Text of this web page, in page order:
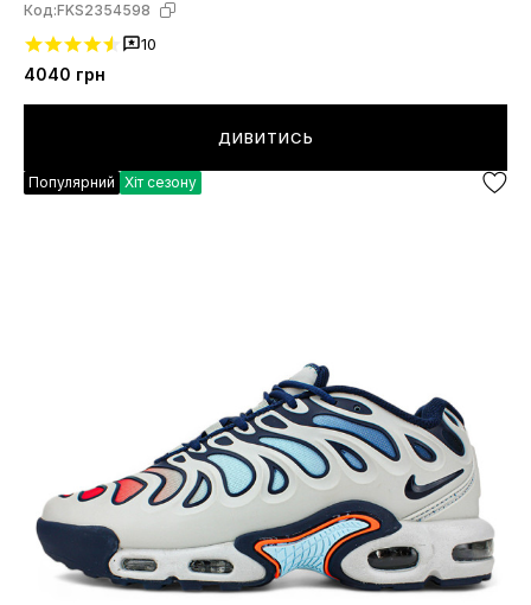
Код:FKS2354598
10
4040 грн
ДИВИТИСЬ
Популярний Хіт сезону